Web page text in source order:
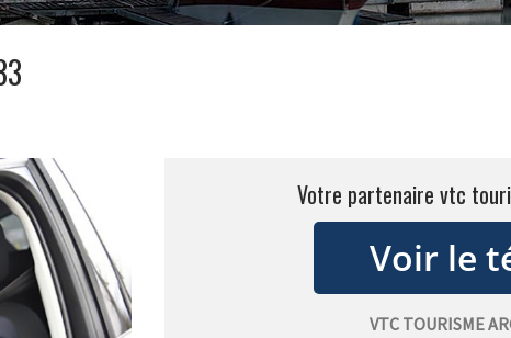
Votre partenaire vtc
VTC TOURISME